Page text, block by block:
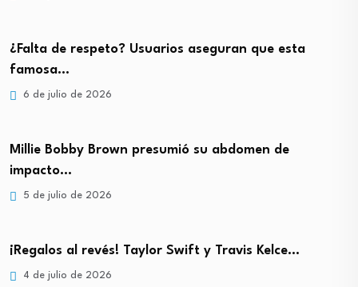
¿Falta de respeto? Usuarios aseguran que esta
famosa…
6 de julio de 2026
Millie Bobby Brown presumió su abdomen de
impacto…
5 de julio de 2026
¡Regalos al revés! Taylor Swift y Travis Kelce…
4 de julio de 2026